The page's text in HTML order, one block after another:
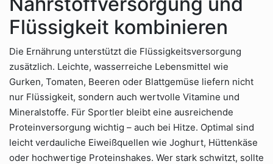
Flüssigkeit kombinieren
Die Ernährung unterstützt die Flüssigkeitsversorgung
zusätzlich. Leichte, wasserreiche Lebensmittel wie
Gurken, Tomaten, Beeren oder Blattgemüse liefern nicht
nur Flüssigkeit, sondern auch wertvolle Vitamine und
Mineralstoffe. Für Sportler bleibt eine ausreichende
Proteinversorgung wichtig – auch bei Hitze. Optimal sind
leicht verdauliche Eiweißquellen wie Joghurt, Hüttenkäse
oder hochwertige Proteinshakes. Wer stark schwitzt, sollte